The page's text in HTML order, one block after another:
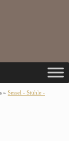
» Sessel - Stühle -